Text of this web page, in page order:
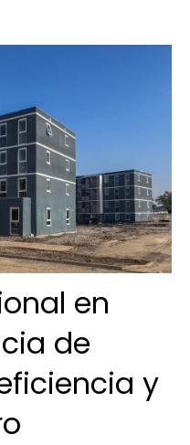
en
de
y